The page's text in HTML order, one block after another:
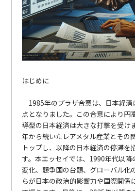
はじめに
1985年のプラザ合意は、日本経済
点となりました。この合意により円
導型の日本経済は大きな打撃を受け
年から続いたレアメタル産業とその
トップし、以降の日本経済の停滞を
す。本エッセイでは、1990年代以降
変化、競争国の台頭、グローバル化
らが日本の政治的影響力や国際関係